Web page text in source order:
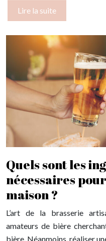
Lire la suite
Quels sont les
nécessaires
maison ?
L’art de la brasserie
amateurs de bière
bière. Néanmoins, réaliser